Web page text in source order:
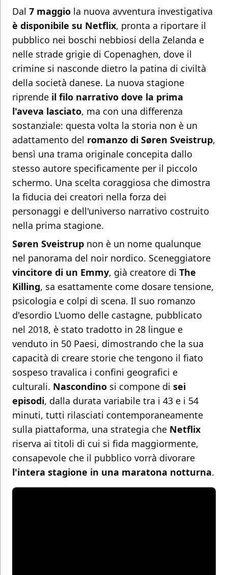
Dal 7 maggio la nuova avventura investigativa
è disponibile su Netflix, pronta a riportare il
pubblico nei boschi nebbiosi della Zelanda e
nelle strade grigie di Copenaghen, dove il
crimine si nasconde dietro la patina di civiltà
della società danese. La nuova stagione
riprende il filo narrativo dove la prima
l'aveva lasciato, ma con una differenza
sostanziale: questa volta la storia non è un
adattamento del romanzo di Søren Sveistrup,
bensì una trama originale concepita dallo
stesso autore specificamente per il piccolo
schermo. Una scelta coraggiosa che dimostra
la fiducia dei creatori nella forza dei
personaggi e dell'universo narrativo costruito
nella prima stagione.
Søren Sveistrup non è un nome qualunque
nel panorama del noir nordico. Sceneggiatore
vincitore di un Emmy, già creatore di The
Killing, sa esattamente come dosare tensione,
psicologia e colpi di scena. Il suo romanzo
d'esordio L'uomo delle castagne, pubblicato
nel 2018, è stato tradotto in 28 lingue e
venduto in 50 Paesi, dimostrando che la sua
capacità di creare storie che tengono il fiato
sospeso travalica i confini geografici e
culturali. Nascondino si compone di sei
episodi, dalla durata variabile tra i 43 e i 54
minuti, tutti rilasciati contemporaneamente
sulla piattaforma, una strategia che Netflix
riserva ai titoli di cui si fida maggiormente,
consapevole che il pubblico vorrà divorare
l'intera stagione in una maratona notturna.